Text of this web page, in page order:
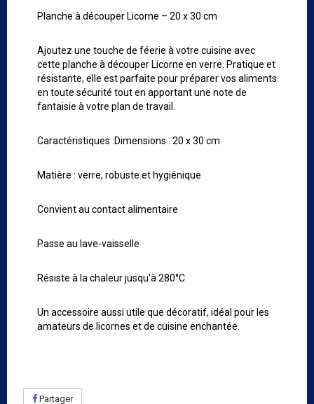
Planche à découper Licorne – 20 x 30 cm
Ajoutez une touche de féerie à votre cuisine avec
cette planche à découper Licorne en verre. Pratique et
résistante, elle est parfaite pour préparer vos aliments
en toute sécurité tout en apportant une note de
fantaisie à votre plan de travail.
Caractéristiques :Dimensions : 20 x 30 cm
Matière : verre, robuste et hygiénique
Convient au contact alimentaire
Passe au lave-vaisselle
Résiste à la chaleur jusqu'à 280°C
Un accessoire aussi utile que décoratif, idéal pour les
amateurs de licornes et de cuisine enchantée.
Partager